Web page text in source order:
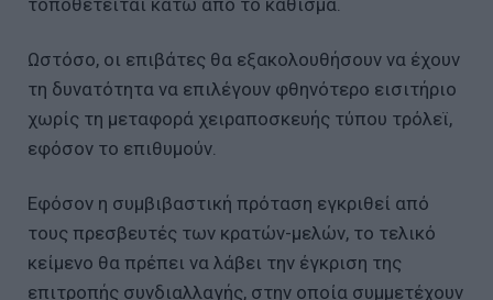
τοποθετείται κάτω από το κάθισμα.
Ωστόσο, οι επιβάτες θα εξακολουθήσουν να έχουν
τη δυνατότητα να επιλέγουν φθηνότερο εισιτήριο
χωρίς τη μεταφορά χειραποσκευής τύπου τρόλεϊ,
εφόσον το επιθυμούν.
Εφόσον η συμβιβαστική πρόταση εγκριθεί από
τους πρεσβευτές των κρατών-μελών, το τελικό
κείμενο θα πρέπει να λάβει την έγκριση της
επιτροπής συνδιαλλαγής, στην οποία συμμετέχουν